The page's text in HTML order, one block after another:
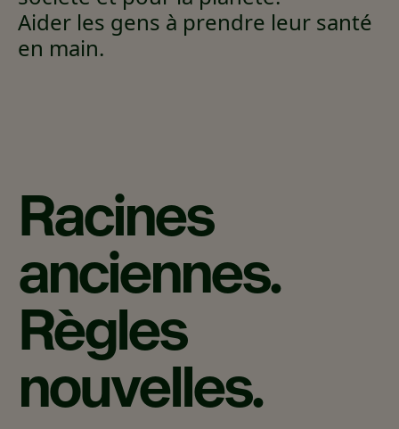
Aider les gens à prendre leur santé
en main.
Racines
anciennes.
Règles
nouvelles.